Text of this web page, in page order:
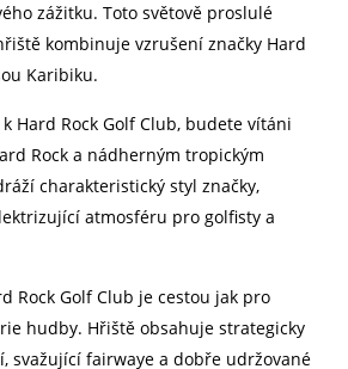
zážitku. Toto světově proslulé
kombinuje vzrušení značky Hard
Karibiku.
Hard Rock Golf Club, budete vítáni
Rock a nádherným tropickým
charakteristický styl značky,
atmosféru pro golfisty a
Rock Golf Club je cestou jak pro
hudby. Hřiště obsahuje strategicky
svažující fairwaye a dobře udržované